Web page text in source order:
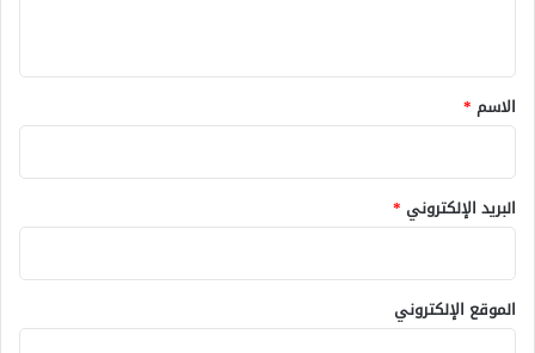
*
الاسم *
البريد الإلكتروني *
الموقع الإلكتروني